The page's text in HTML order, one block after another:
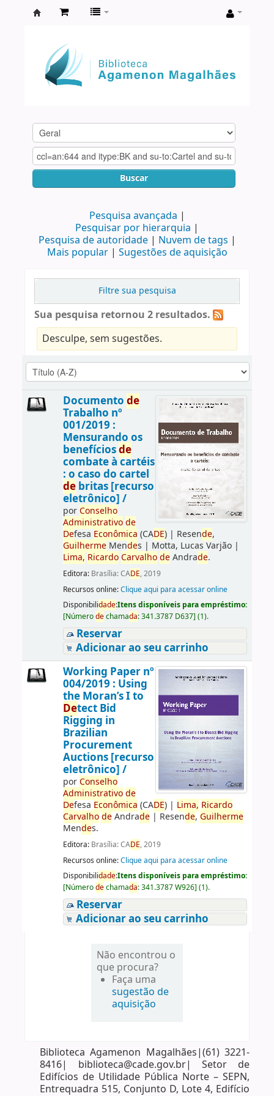
Agamenon
Magalhães
Buscar
Pesquisa avançada
Pesquisar por hierarquia
Pesquisa de autoridade
Nuvem de tags
Mais popular
Sugestões de aquisição
Filtre sua pesquisa
Sua pesquisa retornou 2 resultados.
Desculpe, sem sugestões.
Documento de
Trabalho nº
001/2019 :
Mensurando os
benefíciosde
combate à cartéis
: o caso do cartel
debritas [recurso
eletrônico] /
porConselho
Administrativo de
Defesa Econômica (CADE)| Resende,
GuilhermeMendes | Motta, Lucas Varjão|
Lima, Ricardo Carvalho deAndrade.
Editora: Brasília: CADE, 2019
Recursos online:Clique aqui para acessar online
Disponibilidade:Itens disponíveis para empréstimo:
[Númerodechamada:341.3787 D637] (1).
Reservar
Adicionar ao seu carrinho
Working Paper nº
004/2019 : Using
the Moran’s I to
Detect Bid
Rigging in
Brazilian
Procurement
Auctions [recurso
eletrônico] /
porConselho
Administrativo de
Defesa Econômica (CADE)| Lima, Ricardo
Carvalho deAndrade| Resende, Guilherme
Mendes.
Editora: Brasília: CADE, 2019
Recursos online:Clique aqui para acessar online
Disponibilidade:Itens disponíveis para empréstimo:
[Númerodechamada:341.3787 W926] (1).
Reservar
Adicionar ao seu carrinho
Não encontrou o
que procura?
Faça uma
sugestão de
aquisição
Biblioteca Agamenon Magalhães|(61) 3221-
8416| biblioteca@cade.gov.br| Setor de
Edifícios de Utilidade Pública Norte – SEPN,
Entrequadra 515, Conjunto D, Lote 4, Edifício